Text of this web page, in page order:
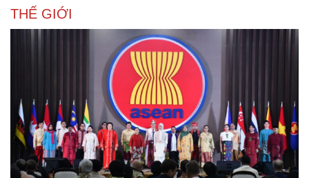
THẾ GIỚI